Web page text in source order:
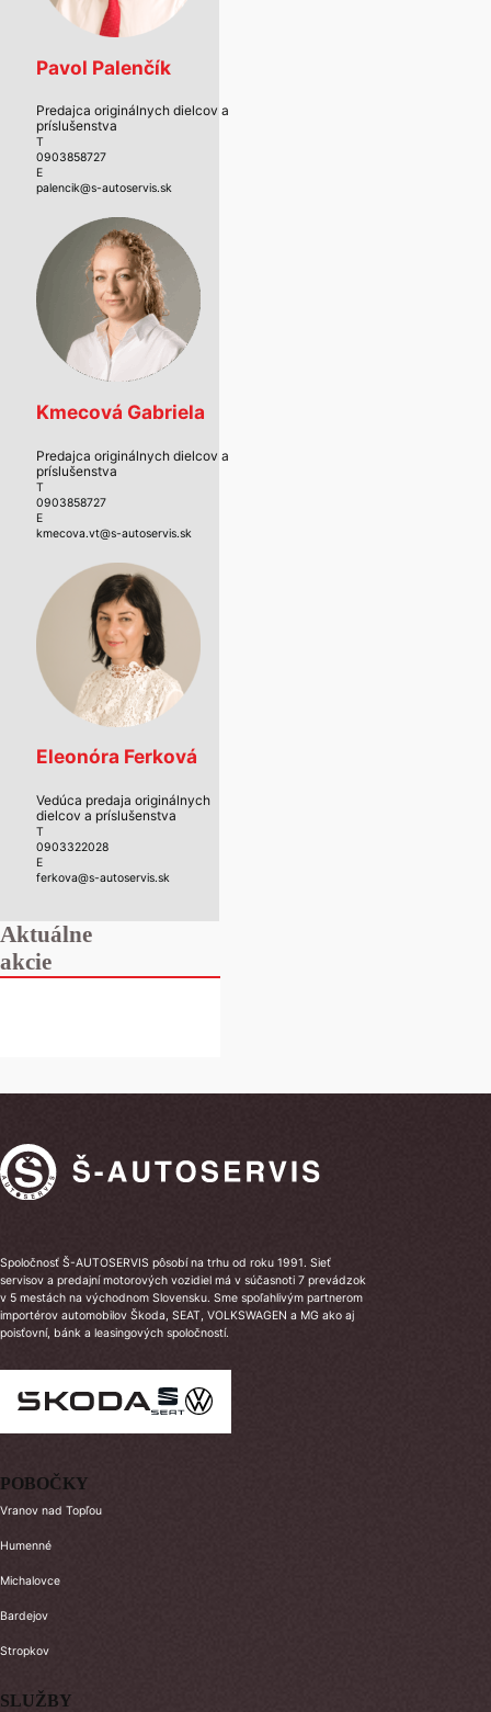
Pavol Palenčík
Predajca originálnych dielcov a
príslušenstva
T
0903858727
E
palencik@s-autoservis.sk
Kmecová Gabriela
Predajca originálnych dielcov a
príslušenstva
T
0903858727
E
kmecova.vt@s-autoservis.sk
Eleonóra Ferková
Vedúca predaja originálnych
dielcov a príslušenstva
T
0903322028
E
ferkova@s-autoservis.sk
Aktuálne
akcie
Spoločnosť Š-AUTOSERVIS pôsobí na trhu od roku 1991. Sieť
servisov a predajní motorových vozidiel má v súčasnoti 7 prevádzok
v 5 mestách na východnom Slovensku. Sme spoľahlivým partnerom
importérov automobilov Škoda, SEAT, VOLKSWAGEN a MG ako aj
poisťovní, bánk a leasingových spoločností.
POBOČKY
Vranov nad Topľou
Humenné
Michalovce
Bardejov
Stropkov
SLUŽBY